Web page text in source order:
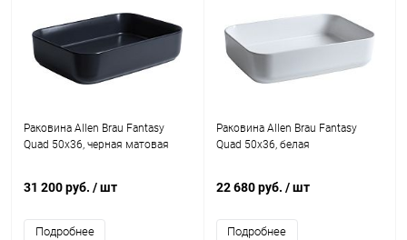
Раковина Allen Brau Fantasy
Quad 50x36, черная матовая
31 200 руб. / шт
Подробнее
Раковина Allen Brau Fantasy
Quad 50x36, белая
22 680 руб. / шт
Подробнее